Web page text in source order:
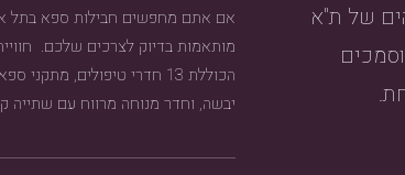
של ת"א
אם אתם מחפשים חבילות ספא בתל
מותאמות בדיוק לצרכים שלכם.
הכוללת 13 חדרי טיפולים,
יבשה, וחדר מנוחה מרווח עם שתייה